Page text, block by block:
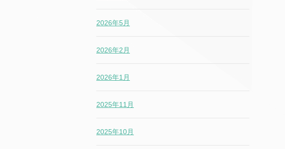
2026年5月
2026年2月
2026年1月
2025年11月
2025年10月